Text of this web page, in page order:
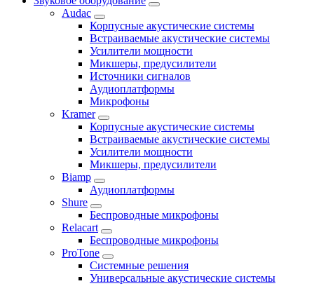
Audac
Корпусные акустические системы
Встраиваемые акустические системы
Усилители мощности
Микшеры, предусилители
Источники сигналов
Аудиоплатформы
Микрофоны
Kramer
Корпусные акустические системы
Встраиваемые акустические системы
Усилители мощности
Микшеры, предусилители
Biamp
Аудиоплатформы
Shure
Беспроводные микрофоны
Relacart
Беспроводные микрофоны
ProTone
Системные решения
Универсальные акустические системы